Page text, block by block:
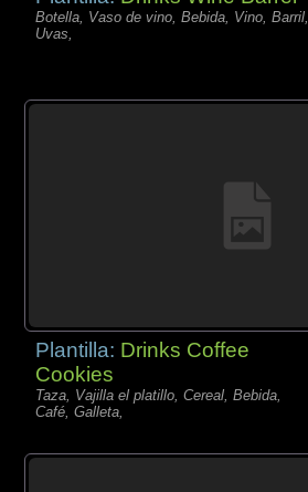
Botella, Vaso de vino, Bebida, Vino, Barril,
Uvas,
Plantilla: Drinks Coffee
Cookies
Taza, Vajilla el platillo, Cereal, Bebida,
Café, Galleta,